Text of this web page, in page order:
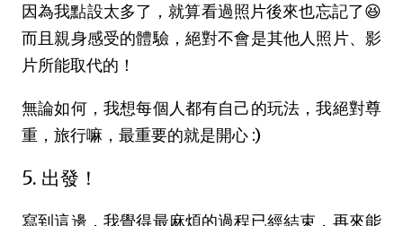
因為我點設太多了，就算看過照片後來也忘記了😆
而且親身感受的體驗，絕對不會是其他人照片、影
片所能取代的！
無論如何，我想每個人都有自己的玩法，我絕對尊
重，旅行嘛，最重要的就是開心 :)
5. 出發！
寫到這邊，我覺得最麻煩的過程已經結束，再來能